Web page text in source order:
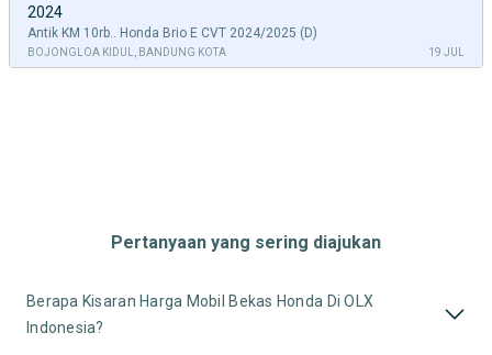
2024
Antik KM 10rb.. Honda Brio E CVT 2024/2025 (D)
BOJONGLOA KIDUL, BANDUNG KOTA 19 JUL
Pertanyaan yang sering diajukan
Berapa Kisaran Harga Mobil Bekas Honda Di OLX
Indonesia?